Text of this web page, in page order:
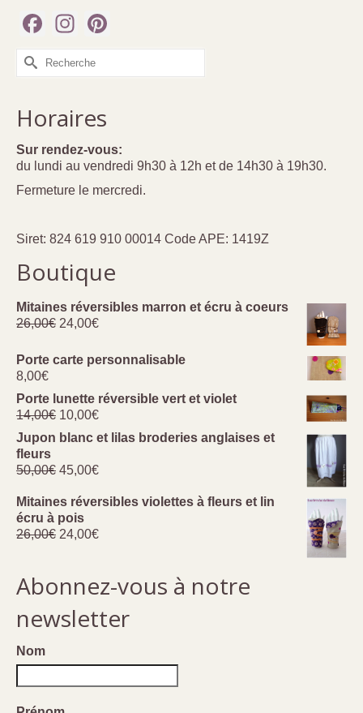
Facebook
Instagram
Rechercher :
Horaires
Sur rendez-vous:
du lundi au vendredi 9h30 à 12h et de 14h30 à 19h30.
Fermeture le mercredi.
Siret: 824 619 910 00014 Code APE: 1419Z
Boutique
Mitaines réversibles marron et écru à coeurs
26,00€ Le
initial
était :
24,00€Le
actuel
Porte carte personnalisable
8,00€
Porte lunette réversible vert et violet
14,00€ Le
prix
initial
était :
14,00€.
10,00€Le
prix
actuel
est :
Jupon blanc et lilas broderies anglaises et
fleurs
50,00€ Le
initial
était :
50,00€.
45,00€Le
actuel
45,00€.
Mitaines réversibles violettes à fleurs et lin
écru à pois
26,00€ Le
était :
26,00€.
24,00€Le
est :
24,00€.
Abonnez-vous à notre
newsletter
Nom